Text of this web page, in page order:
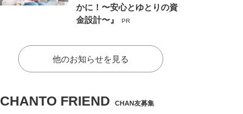
かに！〜安心とゆとりの資
金設計〜』
PR
他のお知らせを見る
CHANTO FRIEND CHAN友募集